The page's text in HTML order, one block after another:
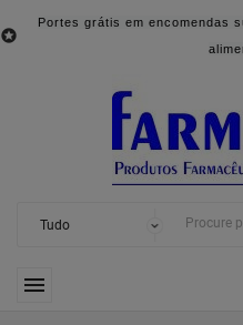

Portes grátis em encomendas
